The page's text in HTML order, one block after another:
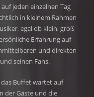
jeden einzelnen Tag
in kleinem Rahmen
egal ob klein, groß
Erfahrung auf
und direkten
seinen Fans.
Buffet wartet auf
der Gäste und die